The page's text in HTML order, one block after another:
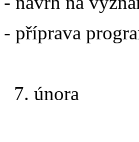
- příprava
7. února 1.
2.